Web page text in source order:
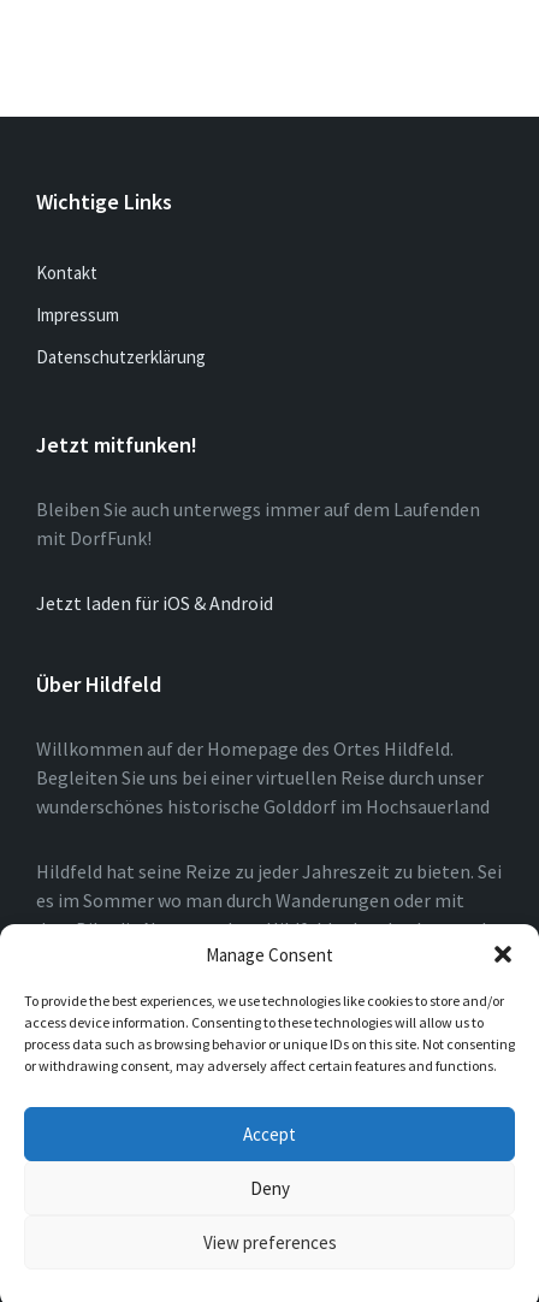
Manage Consent
To provide the best experiences, we use technologies like cookies to store and/or
access device information. Consenting to these technologies will allow us to
process data such as browsing behavior or unique IDs on this site. Not consenting
or withdrawing consent, may adversely affect certain features and functions.
Accept
Deny
View preferences
Wichtige Links
Kontakt
Impressum
Datenschutzerklärung
Jetzt mitfunken!
Bleiben Sie auch unterwegs immer auf dem Laufenden
mit DorfFunk!
Jetzt laden für iOS & Android
Über Hildfeld
Willkommen auf der Homepage des Ortes Hildfeld.
Begleiten Sie uns bei einer virtuellen Reise durch unser
wunderschönes historische Golddorf im Hochsauerland
Hildfeld hat seine Reize zu jeder Jahreszeit zu bieten. Sei
es im Sommer wo man durch Wanderungen oder mit
dem Bike die Natur rund um Hildfeld erkunden kann, oder
auch im Winter, wo man durch die Loipen und an den
genießen kann.
Einfach nur spazieren gehen ist natürlich auch möglich.
Sie werden schnell merken, das es für Naturliebhaber in
Hildfeld niemals langweilig werden kann.